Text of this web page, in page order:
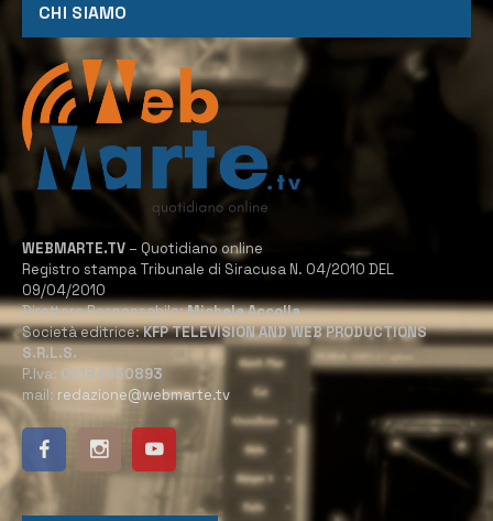
CHI SIAMO
WEBMARTE.TV – Quotidiano online
Registro stampa Tribunale di Siracusa N. 04/2010 DEL
09/04/2010
Direttore Responsabile:Michele Accolla
Società editrice:KFP TELEVISION AND WEB PRODUCTIONS
S.R.L.S.
P.Iva: 02184950893
mail: redazione@webmarte.tv